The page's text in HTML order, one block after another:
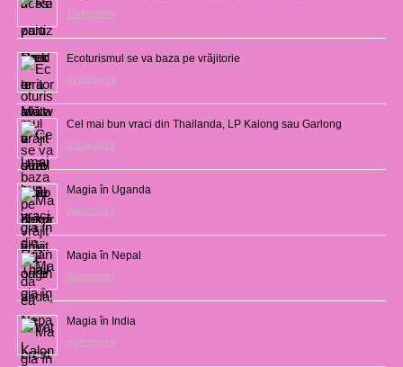
12/10/2020
Ecoturismul se va baza pe vrăjitorie
01/02/2019
Cel mai bun vraci din Thailanda, LP Kalong sau Garlong
03/04/2018
Magia în Uganda
28/02/2017
Magia în Nepal
26/02/2017
Magia în India
23/02/2017